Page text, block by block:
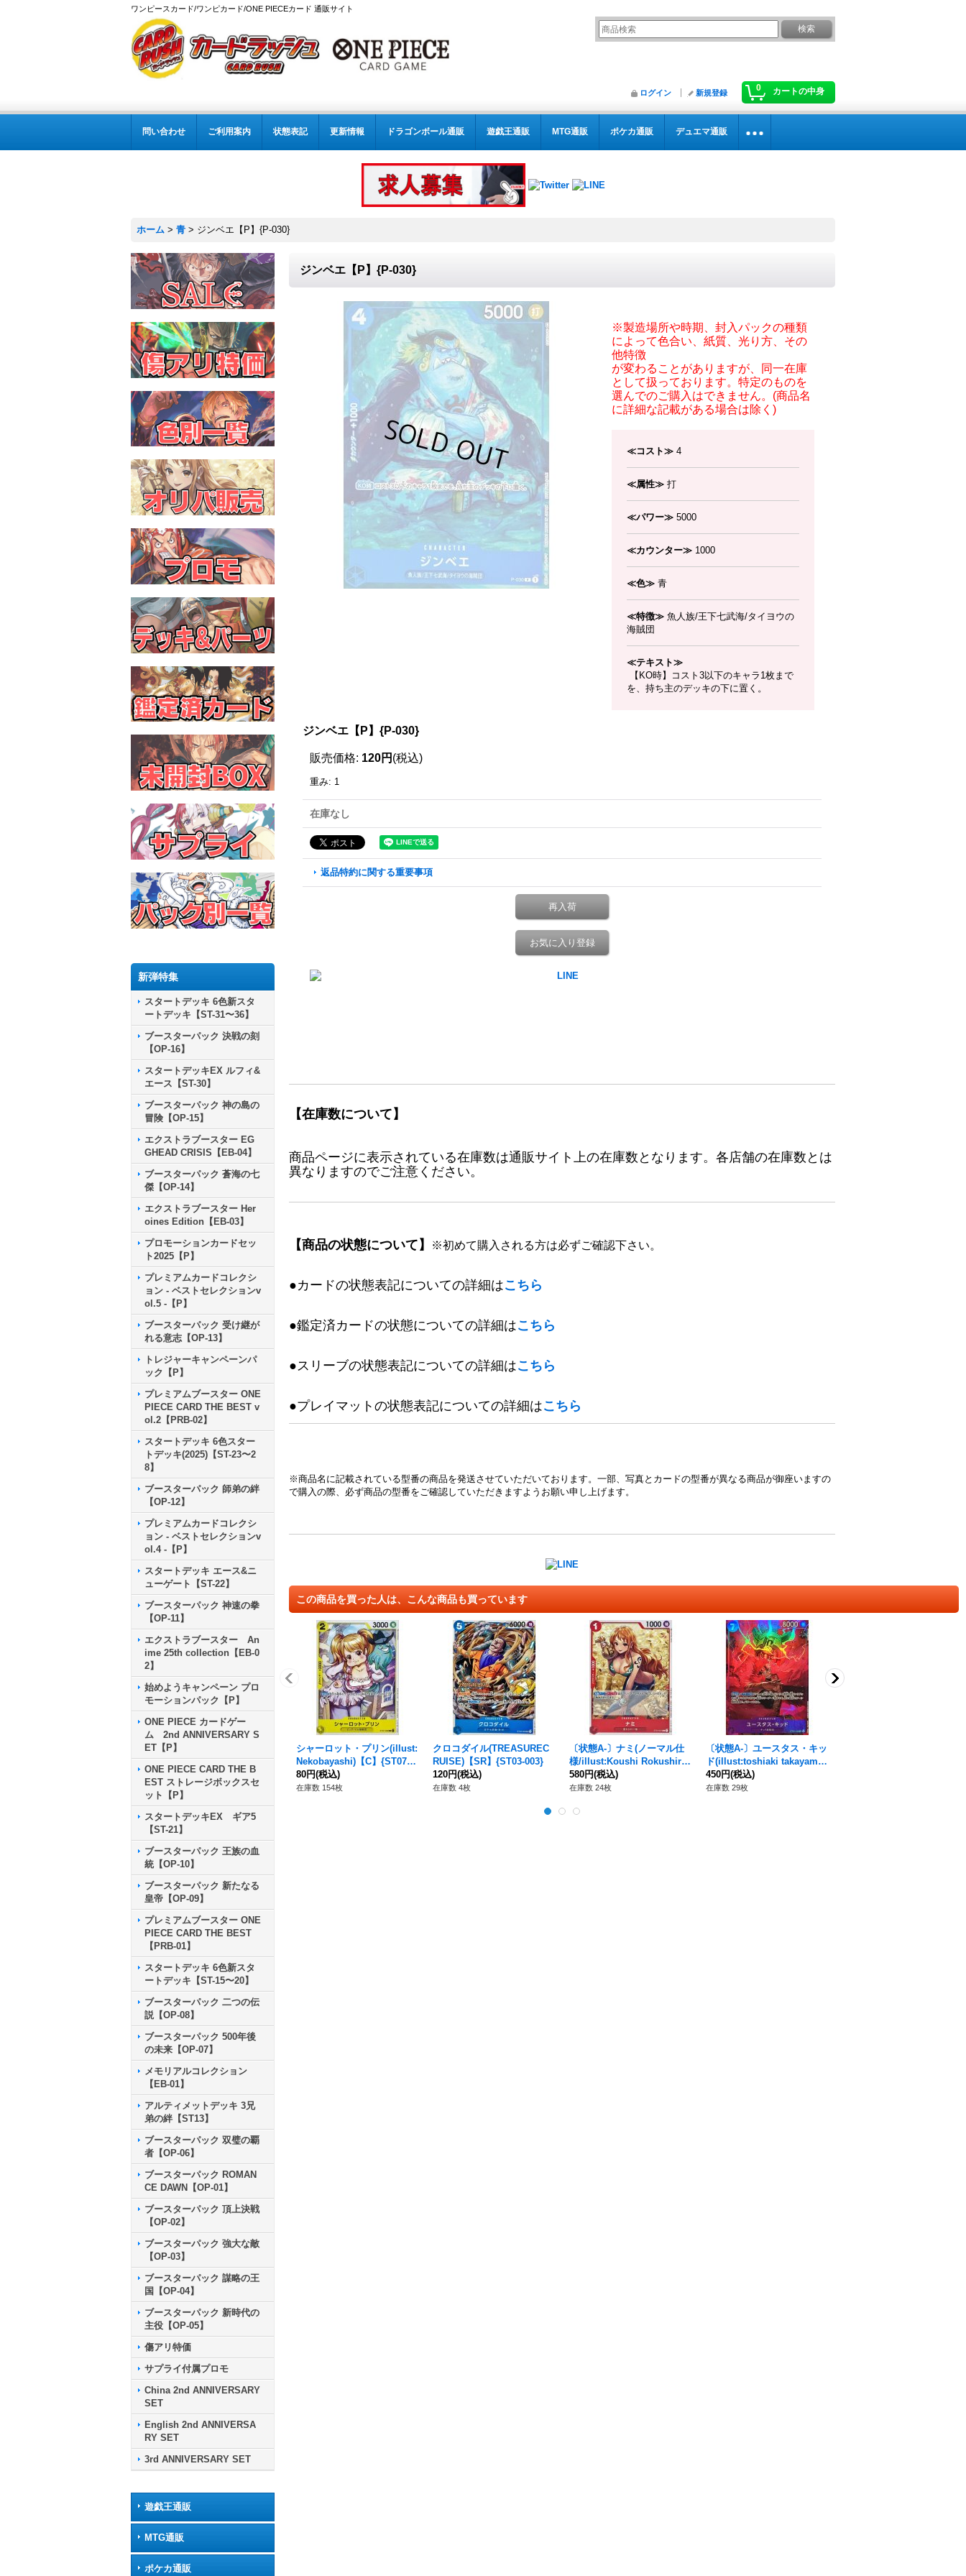
ワンピースカード/ワンピカード/ONE PIECEカード 通販サイト
0 カートの中身
ログイン 新規登録
問い合わせ ご利用案内 状態表記 更新情報 ドラゴンボール通販 遊戯王通販 MTG通販 ポケカ通販 デュエマ通販
ホーム > 青 > ジンベエ【P】{P-030}
新弾特集
スタートデッキ 6色新スタ
ートデッキ【ST-31〜36】
ブースターパック 決戦の刻
【OP-16】
スタートデッキEX ルフィ&
エース【ST-30】
ブースターパック 神の島の
冒険【OP-15】
エクストラブースター EG
GHEAD CRISIS【EB-04】
ブースターパック 蒼海の七
傑【OP-14】
エクストラブースター Her
oines Edition【EB-03】
プロモーションカードセッ
ト2025【P】
プレミアムカードコレクシ
ョン - ベストセレクションv
ol.5 -【P】
ブースターパック 受け継が
れる意志【OP-13】
トレジャーキャンペーンパ
ック【P】
プレミアムブースター ONE
PIECE CARD THE BEST v
ol.2【PRB-02】
スタートデッキ 6色スター
トデッキ(2025)【ST-23〜2
8】
ブースターパック 師弟の絆
【OP-12】
プレミアムカードコレクシ
ョン - ベストセレクションv
ol.4 -【P】
スタートデッキ エース&ニ
ューゲート【ST-22】
ブースターパック 神速の拳
【OP-11】
エクストラブースター An
ime 25th collection【EB-0
2】
始めようキャンペーン プロ
モーションパック【P】
ONE PIECE カードゲー
ム 2nd ANNIVERSARY S
ET【P】
ONE PIECE CARD THE B
EST ストレージボックスセ
ット【P】
スタートデッキEX ギア5
【ST-21】
ブースターパック 王族の血
統【OP-10】
ブースターパック 新たなる
皇帝【OP-09】
プレミアムブースター ONE
PIECE CARD THE BEST
【PRB-01】
スタートデッキ 6色新スタ
ートデッキ【ST-15〜20】
ブースターパック 二つの伝
説【OP-08】
ブースターパック 500年後
の未来【OP-07】
メモリアルコレクション
【EB-01】
アルティメットデッキ 3兄
弟の絆【ST13】
ブースターパック 双璧の覇
者【OP-06】
ブースターパック ROMAN
CE DAWN【OP-01】
ブースターパック 頂上決戦
【OP-02】
ブースターパック 強大な敵
【OP-03】
ブースターパック 謀略の王
国【OP-04】
ブースターパック 新時代の
主役【OP-05】
傷アリ特価
サプライ付属プロモ
China 2nd ANNIVERSARY
SET
English 2nd ANNIVERSA
RY SET
3rd ANNIVERSARY SET
遊戯王通販
MTG通販
ポケカ通販
ジンベエ【P】{P-030}
※製造場所や時期、封入パックの種類
によって色合い、紙質、光り方、その
他特徴
が変わることがありますが、同一在庫
として扱っております。特定のものを
選んでのご購入はできません。(商品名
に詳細な記載がある場合は除く)
≪コスト≫ 4
≪属性≫ 打
≪パワー≫ 5000
≪カウンター≫ 1000
≪色≫ 青
≪特徴≫ 魚人族/王下七武海/タイヨウの
海賊団
≪テキスト≫
【KO時】コスト3以下のキャラ1枚まで
を、持ち主のデッキの下に置く。
ジンベエ【P】{P-030}
販売価格: 120円 (税込)
重み: 1
在庫なし
返品特約に関する重要事項
再入荷
お気に入り登録
【在庫数について】
商品ページに表示されている在庫数は通販サイト上の在庫数となります。各店舗の在庫数とは
異なりますのでご注意ください。
【商品の状態について】 ※初めて購入される方は必ずご確認下さい。
●カードの状態表記についての詳細はこちら
●鑑定済カードの状態についての詳細はこちら
●スリーブの状態表記についての詳細はこちら
●プレイマットの状態表記についての詳細はこちら
※商品名に記載されている型番の商品を発送させていただいております。一部、写真とカードの型番が異なる商品が御座いますの
で購入の際、必ず商品の型番をご確認していただきますようお願い申し上げます。
この商品を買った人は、こんな商品も買っています
シャーロット・プリン(illust:
Nekobayashi)【C】{ST07-0
08}
80円(税込)
在庫数 154枚
クロコダイル(TREASUREC
RUISE)【SR】{ST03-003}
120円(税込)
在庫数 4枚
〔状態A-〕ナミ(ノーマル仕
様/illust:Koushi Rokushiro)
【C】{ST01-007}
580円(税込)
在庫数 24枚
〔状態A-〕ユースタス・キッ
ド(illust:toshiaki takayama)
【SR】{ST10-013}
450円(税込)
在庫数 29枚